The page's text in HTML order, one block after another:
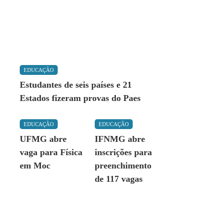
EDUCAÇÃO
Estudantes de seis países e 21
Estados fizeram provas do Paes
EDUCAÇÃO
UFMG abre
vaga para Física
em Moc
EDUCAÇÃO
IFNMG abre
inscrições para
preenchimento
de 117 vagas